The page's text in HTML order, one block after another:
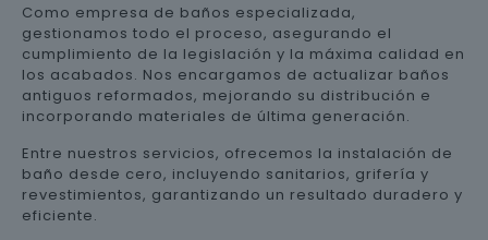
Como empresa de baños especializada,
gestionamos todo el proceso, asegurando el
cumplimiento de la legislación y la máxima calidad en
los acabados. Nos encargamos de actualizar baños
antiguos reformados, mejorando su distribución e
incorporando materiales de última generación.
Entre nuestros servicios, ofrecemos la instalación de
baño desde cero, incluyendo sanitarios, grifería y
revestimientos, garantizando un resultado duradero y
eficiente.